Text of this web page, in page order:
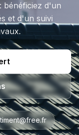
bénéficiez d'un
et d'un suivi